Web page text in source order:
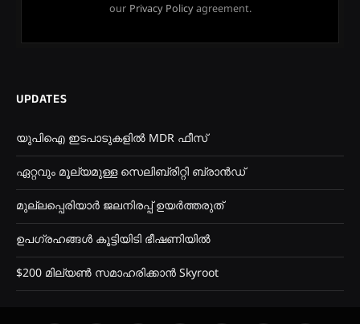
our Privacy Policyagreement.
UPDATES
യുപിഐ ഇടപാടുകളിൽ MDR ഫീസ്
ഏറ്റവും മൂല്യമുള്ള സെലിബ്രിറ്റി ബ്രാൻഡ്
മുല്ലപ്പെരിയാർ ജലനിരപ്പ് ഉയർത്തരുത്
ഉപഗ്രഹങ്ങൾ കൂട്ടിയിടി ഭീഷണിയിൽ
$200 മില്യൺ സമാഹരിക്കാൻ Skyroot